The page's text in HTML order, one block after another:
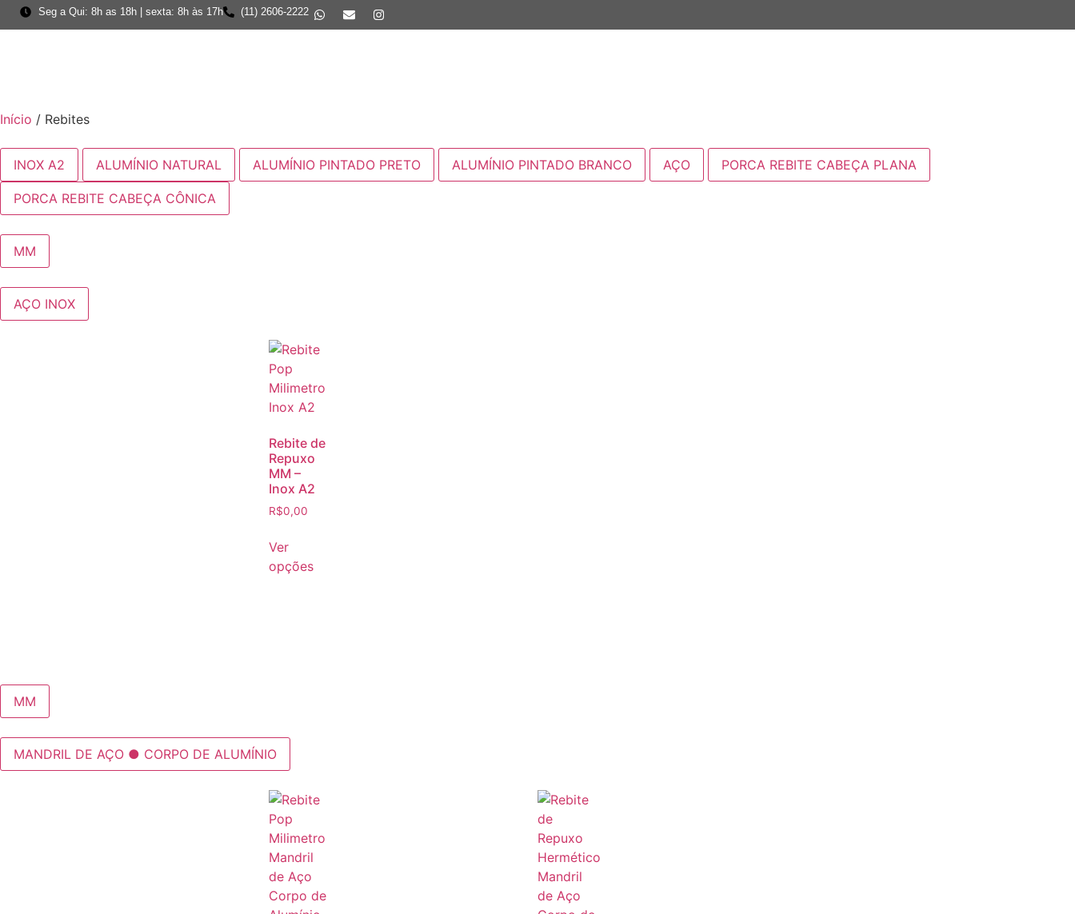
Seg a Qui: 8h as 18h | sexta: 8h às 17h (11) 2606-2222
Início / Rebites
INOX A2 ALUMÍNIO NATURAL ALUMÍNIO PINTADO PRETO ALUMÍNIO PINTADO BRANCO AÇO PORCA REBITE CABEÇA PLANA
PORCA REBITE CABEÇA CÔNICA
MM
AÇO INOX
Rebite de
Repuxo
MM –
Inox A2
R$0,00
Ver
opções
MM
MANDRIL DE AÇO ● CORPO DE ALUMÍNIO